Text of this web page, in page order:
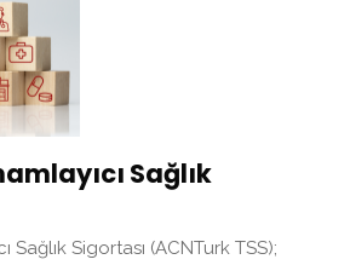
Sağlık
Sağlık Sigortası (ACNTurk TSS);